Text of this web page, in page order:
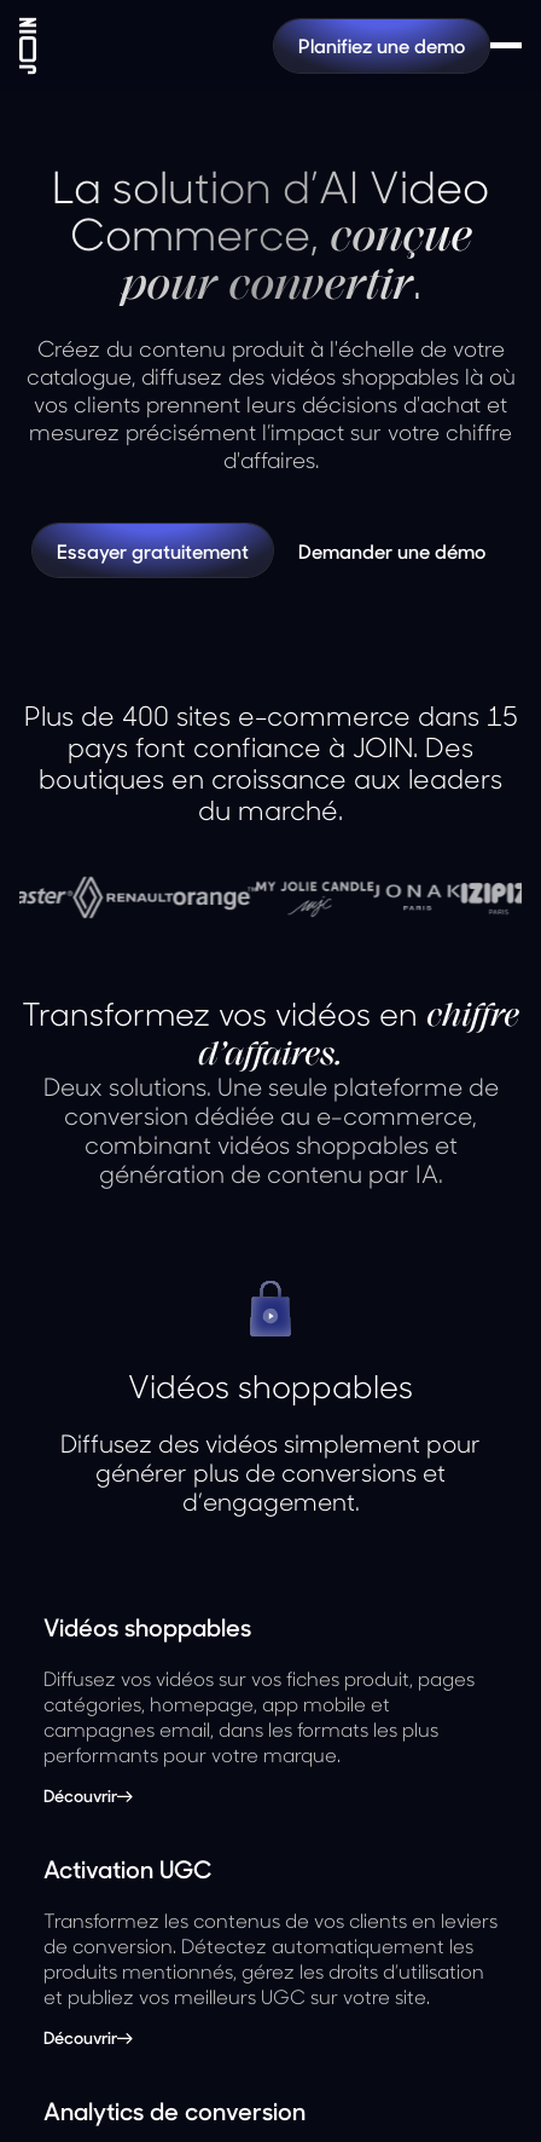
Planifiez une demo
La solution d’AI Video
Commerce, conçue
pour convertir.
Créez du contenu produit à l'échelle de votre
catalogue, diffusez des vidéos shoppables là où
vos clients prennent leurs décisions d'achat et
mesurez précisément l’impact sur votre chiffre
d'affaires.
Essayer gratuitement Demander une démo
Plus de 400 sites e-commerce dans 15
pays font confiance à JOIN. Des
boutiques en croissance aux leaders
du marché.
Transformez vos vidéos en chiffre
d’affaires.
Deux solutions. Une seule plateforme de
conversion dédiée au e-commerce,
combinant vidéos shoppables et
génération de contenu par IA.
Vidéos shoppables
Diffusez des vidéos simplement pour
générer plus de conversions et
d’engagement.
Vidéos shoppables
Diffusez vos vidéos sur vos fiches produit, pages
catégories, homepage, app mobile et
campagnes email, dans les formats les plus
performants pour votre marque.
Découvrir
Activation UGC
Transformez les contenus de vos clients en leviers
de conversion. Détectez automatiquement les
produits mentionnés, gérez les droits d’utilisation
et publiez vos meilleurs UGC sur votre site.
Découvrir
Analytics de conversion